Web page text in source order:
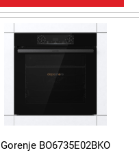
Gorenje BO6735E02BKO